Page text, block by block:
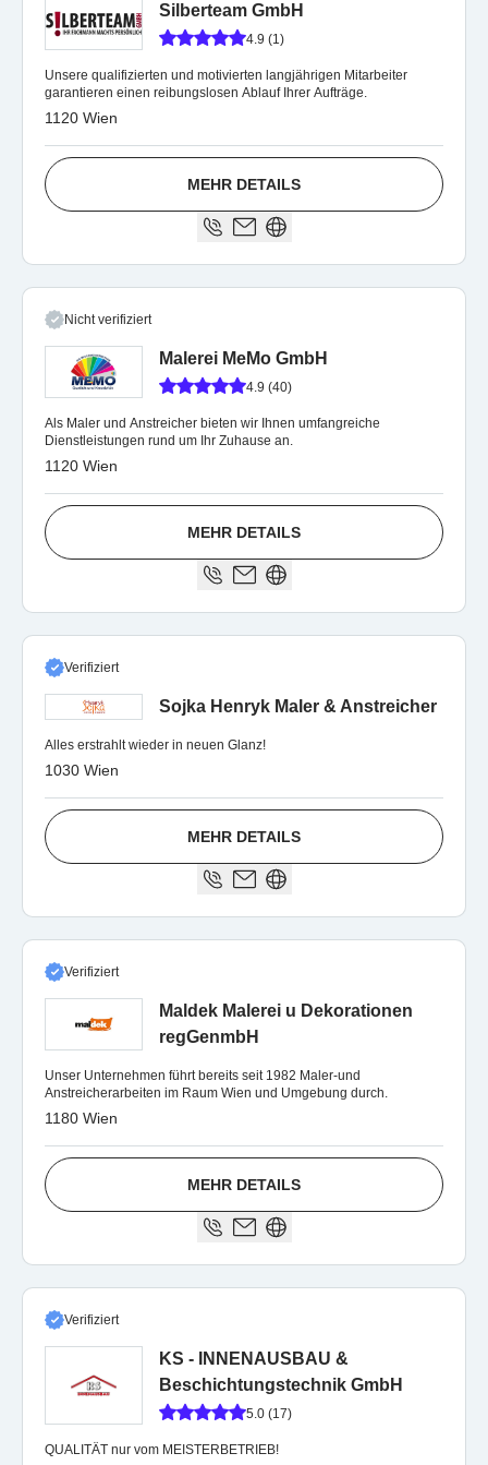
Silberteam GmbH
4.9 (1)
Unsere qualifizierten und motivierten langjährigen Mitarbeiter
garantieren einen reibungslosen Ablauf Ihrer Aufträge.
1120 Wien
MEHR DETAILS
Nicht verifiziert
Malerei MeMo GmbH
4.9 (40)
Als Maler und Anstreicher bieten wir Ihnen umfangreiche
Dienstleistungen rund um Ihr Zuhause an.
1120 Wien
MEHR DETAILS
Verifiziert
Sojka Henryk Maler & Anstreicher
Alles erstrahlt wieder in neuen Glanz!
1030 Wien
MEHR DETAILS
Verifiziert
Maldek Malerei u Dekorationen
regGenmbH
Unser Unternehmen führt bereits seit 1982 Maler-und
Anstreicherarbeiten im Raum Wien und Umgebung durch.
1180 Wien
MEHR DETAILS
Verifiziert
KS - INNENAUSBAU &
Beschichtungstechnik GmbH
5.0 (17)
QUALITÄT nur vom MEISTERBETRIEB!